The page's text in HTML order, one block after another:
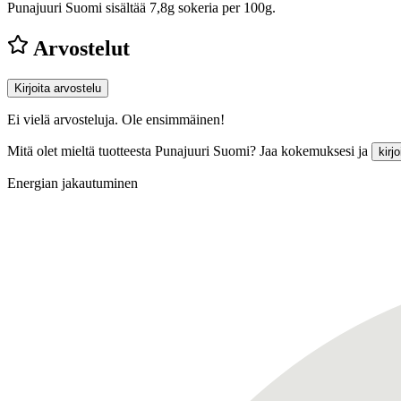
Punajuuri Suomi sisältää 7,8g sokeria per 100g.
Arvostelut
Kirjoita arvostelu
Ei vielä arvosteluja. Ole ensimmäinen!
Mitä olet mieltä tuotteesta Punajuuri Suomi? Jaa kokemuksesi ja
Energian jakautuminen